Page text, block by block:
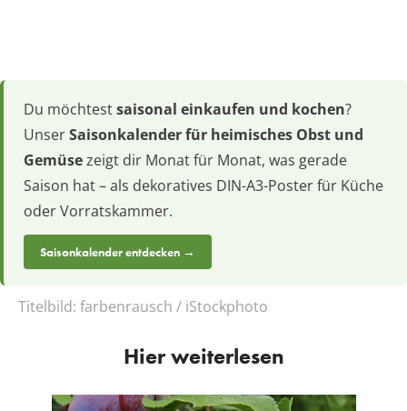
Du möchtestsaisonal einkaufen und kochen?
UnserSaisonkalender für heimisches Obst und
Gemüsezeigt dir Monat für Monat, was gerade
Saison hat – als dekoratives DIN-A3-Poster für Küche
oder Vorratskammer.
Saisonkalender entdecken →
Titelbild: farbenrausch / iStockphoto
Hier weiterlesen